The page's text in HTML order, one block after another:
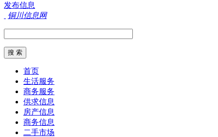
发布信息
铜川信息网
首页
生活服务
商务服务
供求信息
房产信息
商务信息
二手市场